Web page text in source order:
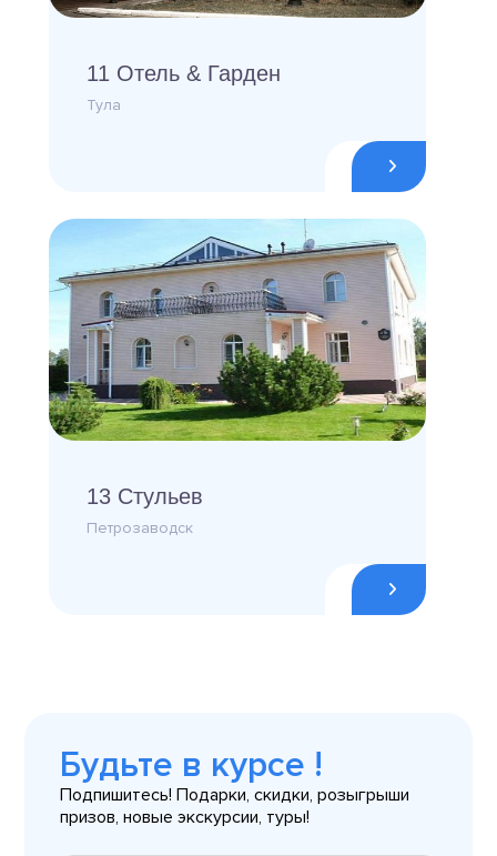
11 Отель & Гарден
Тула
13 Стульев
Петрозаводск
Будьте в курсе !
Подпишитесь! Подарки, скидки, розыгрыши
призов, новые экскурсии, туры!